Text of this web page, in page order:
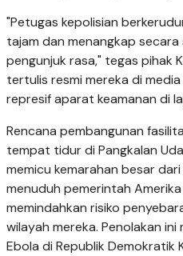
"Petugas kepolisian
tajam dan menangkap
pengunjuk rasa," tegas pihak
tertulis resmi mereka di
represif aparat keamanan di
Rencana pembangunan
tempat tidur di Pangkalan
memicu kemarahan besar
menuduh pemerintah
memindahkan risiko
wilayah mereka. Penolakan
Ebola di Republik Demokratik